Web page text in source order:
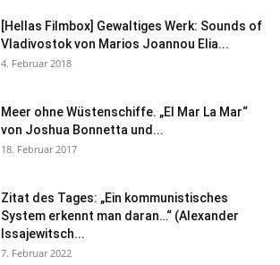
[Hellas Filmbox] Gewaltiges Werk: Sounds of
Vladivostok von Marios Joannou Elia...
4. Februar 2018
Meer ohne Wüstenschiffe. „El Mar La Mar“
von Joshua Bonnetta und...
18. Februar 2017
Zitat des Tages: „Ein kommunistisches
System erkennt man daran…“ (Alexander
Issajewitsch...
7. Februar 2022